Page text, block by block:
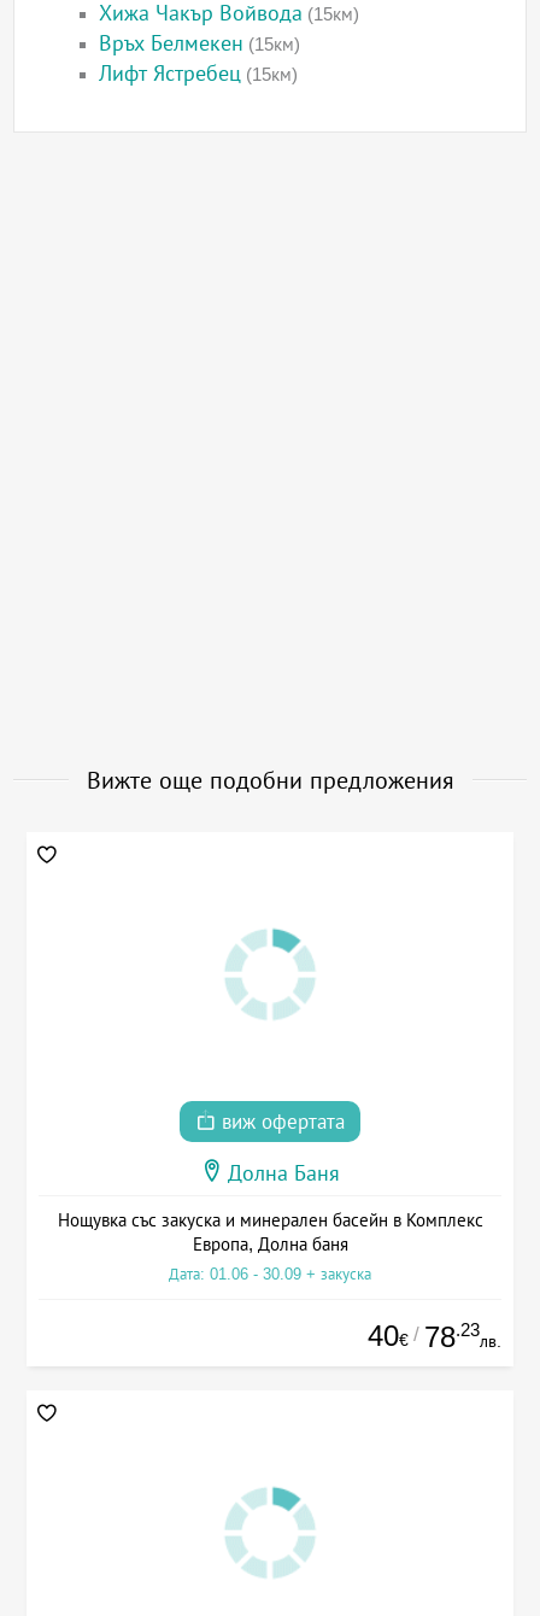
Хижа Чакър Войвода (15км)
Връх Белмекен (15км)
Лифт Ястребец (15км)
Вижте още подобни предложения
виж офертата
Долна Баня
Нощувка със закуска и минерален басейн в Комплекс
Европа, Долна баня
Дата: 01.06 - 30.09 + закуска
40€ / 78.23
лв.